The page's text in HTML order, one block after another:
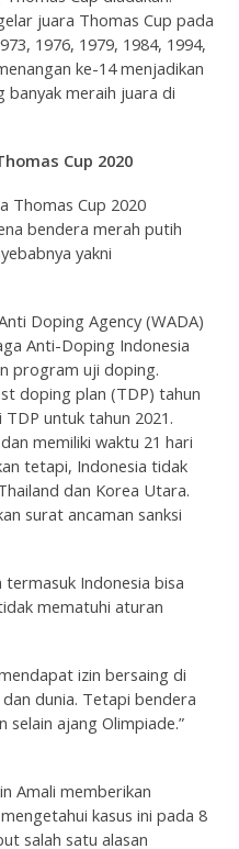
juara Thomas Cup pada
1976, 1979, 1984, 1994,
ke-14 menjadikan
banyak meraih juara di
Cup 2020
Thomas Cup 2020
bendera merah putih
yakni
Doping Agency (WADA)
Anti-Doping Indonesia
program uji doping.
doping plan (TDP) tahun
untuk tahun 2021.
memiliki waktu 21 hari
tetapi, Indonesia tidak
dan Korea Utara.
surat ancaman sanksi
Indonesia bisa
mematuhi aturan
izin bersaing di
dunia. Tetapi bendera
selain ajang Olimpiade.”
Amali memberikan
kasus ini pada 8
salah satu alasan